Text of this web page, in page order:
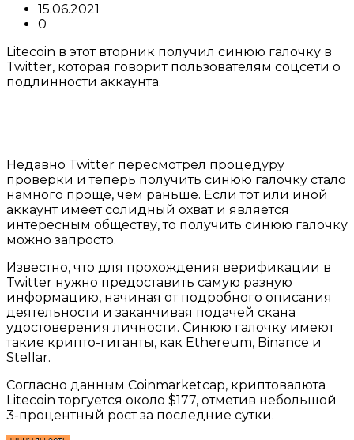
15.06.2021
0
Litecoin в этот вторник получил синюю галочку в
Twitter, которая говорит пользователям соцсети о
подлинности аккаунта.
Недавно Twitter пересмотрел процедуру
проверки и теперь получить синюю галочку стало
намного проще, чем раньше. Если тот или иной
аккаунт имеет солидный охват и является
интересным обществу, то получить синюю галочку
можно запросто.
Известно, что для прохождения верификации в
Twitter нужно предоставить самую разную
информацию, начиная от подробного описания
деятельности и заканчивая подачей скана
удостоверения личности. Синюю галочку имеют
такие крипто-гиганты, как Ethereum, Binance и
Stellar.
Согласно данным Coinmarketcap, криптовалюта
Litecoin торгуется около $177, отметив небольшой
3-процентный рост за последние сутки.